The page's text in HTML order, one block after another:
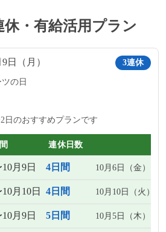
休・有給活用プラン
日（月） 3連休
の日
日のおすすめプランです
連休日数
月9日 4日間 10月6日（金）
月10日 4日間 10月10日（火）
月9日 5日間 10月5日（木）、